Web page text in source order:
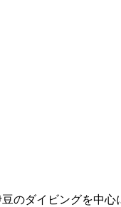
のダイビングを中